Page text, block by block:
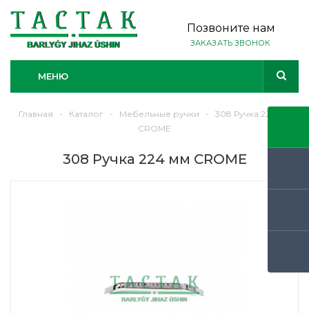
Позвоните нам
ЗАКАЗАТЬ ЗВОНОК
МЕНЮ
Главная - Каталог - Мебельные ручки -
308 Ручка 224 мм
CROME
308 Ручка 224 мм CROME